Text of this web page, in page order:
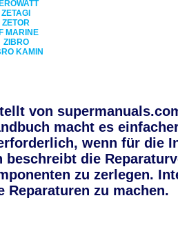
ZETAGI
ZETOR
MARINE
ZIBRO
KAMIN
von
macht es
wenn für die
beschreibt die
zu zerlegen.
Reparaturen zu machen.